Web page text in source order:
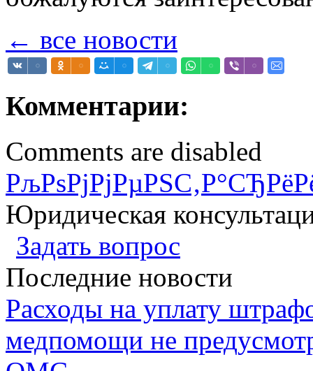
← все новости
Комментарии:
Comments are disabled
Юридическая
Задать вопрос
Последние новости
Расходы на уплату
медпомощи не